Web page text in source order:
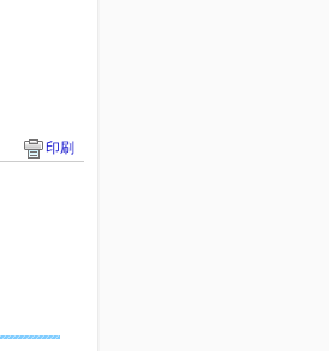
印刷